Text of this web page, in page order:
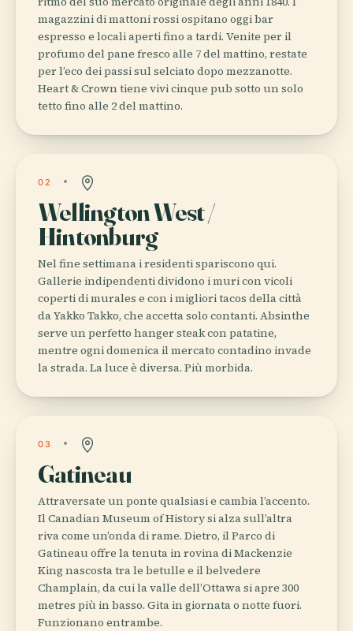
magazzini di mattoni rossi ospitano oggi bar
espresso e locali aperti fino a tardi. Venite per il
profumo del pane fresco alle 7 del mattino, restate
per l’eco dei passi sul selciato dopo mezzanotte.
Heart & Crown tiene vivi cinque pub sotto un solo
tetto fino alle 2 del mattino.
02
Wellington West /
Hintonburg
Nel fine settimana i residenti spariscono qui.
Gallerie indipendenti dividono i muri con vicoli
coperti di murales e con i migliori tacos della città
da Yakko Takko, che accetta solo contanti. Absinthe
serve un perfetto hanger steak con patatine,
mentre ogni domenica il mercato contadino invade
la strada. La luce è diversa. Più morbida.
03
Gatineau
Attraversate un ponte qualsiasi e cambia l’accento.
Il Canadian Museum of History si alza sull’altra
riva come un’onda di rame. Dietro, il Parco di
Gatineau offre la tenuta in rovina di Mackenzie
King nascosta tra le betulle e il belvedere
Champlain, da cui la valle dell’Ottawa si apre 300
metres più in basso. Gita in giornata o notte fuori.
Funzionano entrambe.